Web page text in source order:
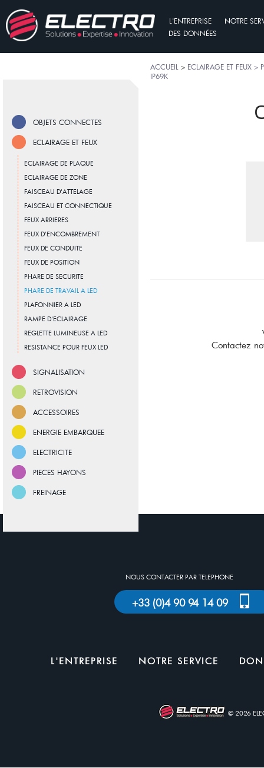
L'ENTREPRISE
NOTRE
DES DONNÉES
ACCUEIL > ECLAIRAGE ET FEUX >
IP69K
OBJETS CONNECTES
ECLAIRAGE ET FEUX
ECLAIRAGE DE PLAQUE
ECLAIRAGE DE ZONE
FAISCEAU D'ATTELAGE
FAISCEAU ET CONNECTIQUE
FEUX ARRIERES
FEUX D'ENCOMBREMENT
FEUX DE CONDUITE
FEUX DE POSITION
PHARE DE SECURITE
PHARE DE TRAVAIL A LED
PLAFONNIER A LED
RAMPE D'ECLAIRAGE
REGLETTE LUMINEUSE A LED
RESISTANCE POUR FEUX LED
SIGNALISATION
RETROVISION
ACCESSOIRES
ENERGIE EMBARQUEE
ELECTRICITE
PIECES HAYONS
FREINAGE
Contactez
NOUS CONTACTER PAR TELEPHONE
+33 (0)4 90 94 14 09
L'ENTREPRISE NOTRE SERVICE
© 2026